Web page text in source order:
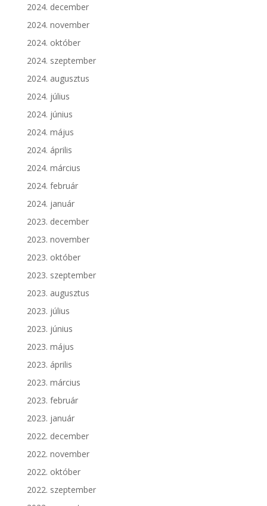
2024. december
2024. november
2024. október
2024. szeptember
2024. augusztus
2024. július
2024. június
2024. május
2024. április
2024. március
2024. február
2024. január
2023. december
2023. november
2023. október
2023. szeptember
2023. augusztus
2023. július
2023. június
2023. május
2023. április
2023. március
2023. február
2023. január
2022. december
2022. november
2022. október
2022. szeptember